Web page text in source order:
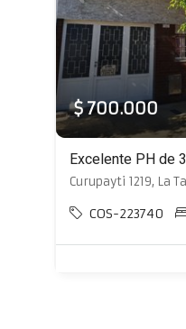
$ 700.000
Curupayti 1219, La
COS-223740